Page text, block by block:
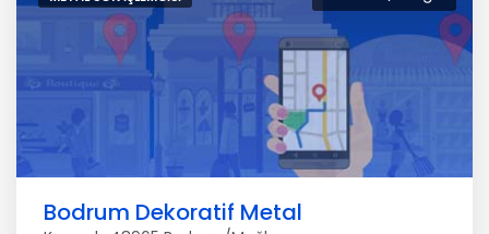
Bodrum Dekoratif Metal